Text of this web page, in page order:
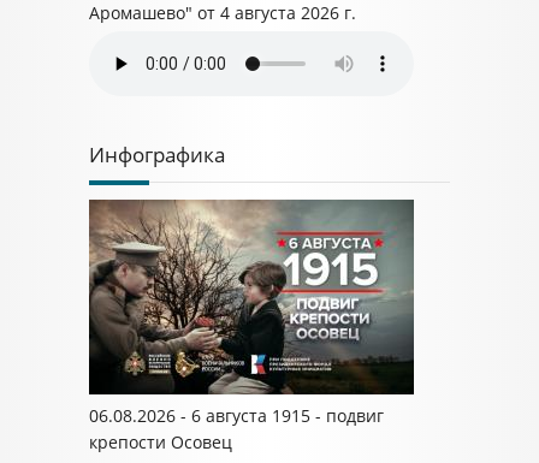
Аромашево" от 4 августа 2026 г.
Инфографика
06.08.2026 - 6 августа 1915 - подвиг
крепости Осовец